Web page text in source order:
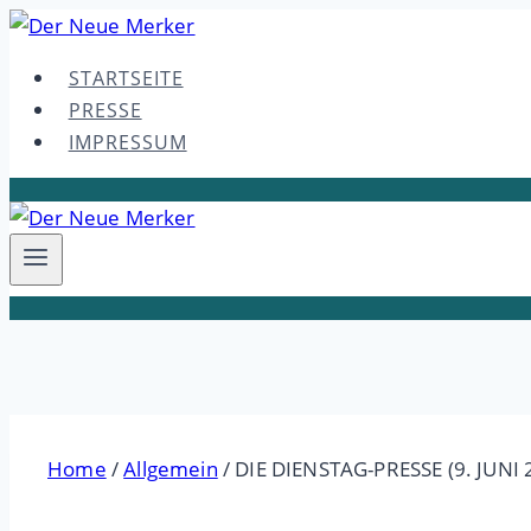
Skip
contentSTARTSEITE
PRESSE
IMPRESSUM
Home /Allgemein / DIE DIENSTAG-PRESSE (9. JUNI